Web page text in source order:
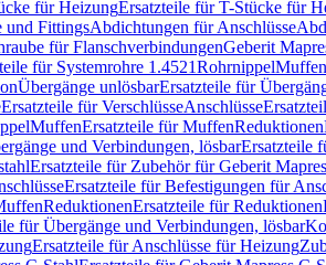
für HeizungErsatzteile für T-Stücke für
und FittingsAbdichtungen für Anschlüsse
für FlanschverbindungenGeberit
für Systemrohre 1.4521RohrnippelMuffen
Übergänge unlösbarErsatzteile für
Ersatzteile für VerschlüsseAnschlüsse
MuffenErsatzteile für MuffenReduktionen
und Verbindungen, lösbarErsatzteile
Ersatzteile für Zubehör für Geberit
Ersatzteile für Befestigungen für
ReduktionenErsatzteile für Reduktionen
für Übergänge und Verbindungen, lösbar
Ersatzteile für Anschlüsse für Heizung